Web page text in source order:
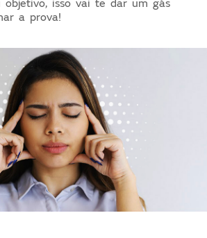
objetivo, isso vai te dar um gás
a prova!